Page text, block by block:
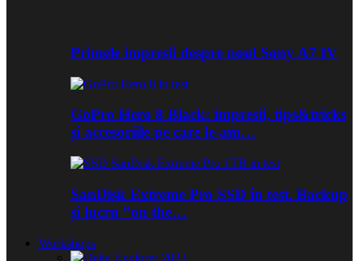
Primele impresii despre noul Sony A7 IV
GoPro Hero 8 Black: impresii, tips&tricks
și accesoriile pe care le-am…
SanDisk Extreme Pro SSD în test. Backup
și lucru ”on the…
Workshops